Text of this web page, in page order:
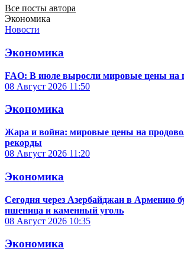
Все посты автора
Экономика
Новости
Экономика
FAO: В июле выросли мировые цены на
08 Август 2026 11:50
Экономика
Жара и война: мировые цены на
рекорды
08 Август 2026 11:20
Экономика
Сегодня через Азербайджан в Армению
пшеница и каменный уголь
08 Август 2026 10:35
Экономика